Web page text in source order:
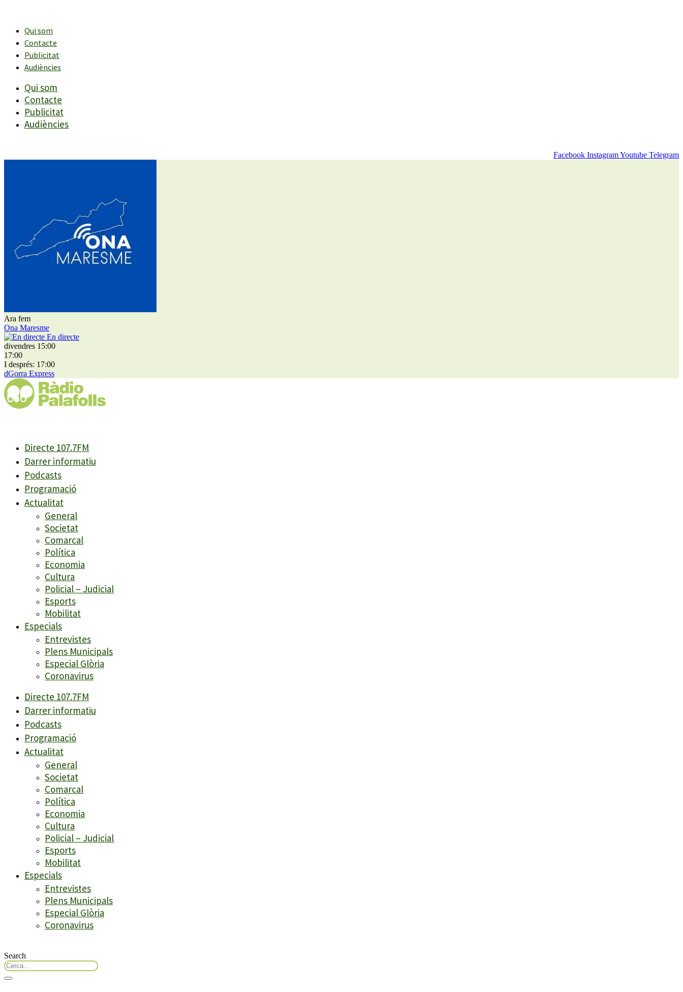
contingutQui som
Contacte
Publicitat
Audiències
Qui som
Contacte
Publicitat
Audiències
Facebook InstagramYoutube Telegram
Ara fem
Ona Maresme
En directe
divendres 15:00
17:00
I després: 17:00
dGorra Express
Directe 107.7FM
Darrer informatiu
Podcasts
Programació
Actualitat
General
Societat
Comarcal
Política
Economia
Cultura
Policial – Judicial
Esports
Mobilitat
Especials
Entrevistes
Plens Municipals
Especial Glòria
Coronavirus
Directe 107.7FM
Darrer informatiu
Podcasts
Programació
Actualitat
General
Societat
Comarcal
Política
Economia
Cultura
Policial – Judicial
Esports
Mobilitat
Especials
Entrevistes
Plens Municipals
Especial Glòria
Coronavirus
Search